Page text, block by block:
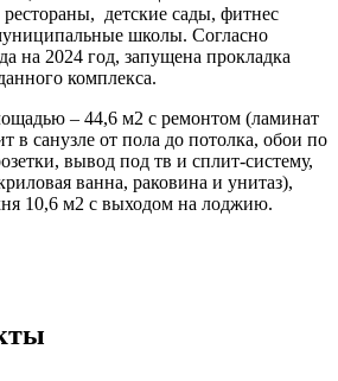
детские сады, фитнес
школы. Согласно
на 2024 год, запущена прокладка
комплекса.
– 44,6 м2 с ремонтом (ламинат
в санузле от пола до потолка, обои по
вывод под тв и сплит-систему,
ванна, раковина и унитаз),
10,6 м2 с выходом на лоджию.